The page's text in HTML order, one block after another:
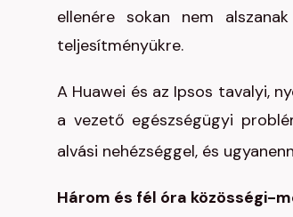
ellenére sokan nem
teljesítményükre.
A Huawei és az Ipsos tavalyi,
a vezető egészségügyi
alvási nehézséggel, és
Három és fél óra közösségi-